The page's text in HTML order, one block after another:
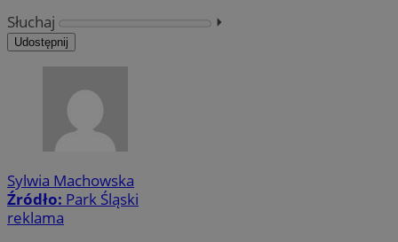
Słuchaj
⏵︎
Udostępnij
Sylwia Machowska
Źródło: Park Śląski
reklama